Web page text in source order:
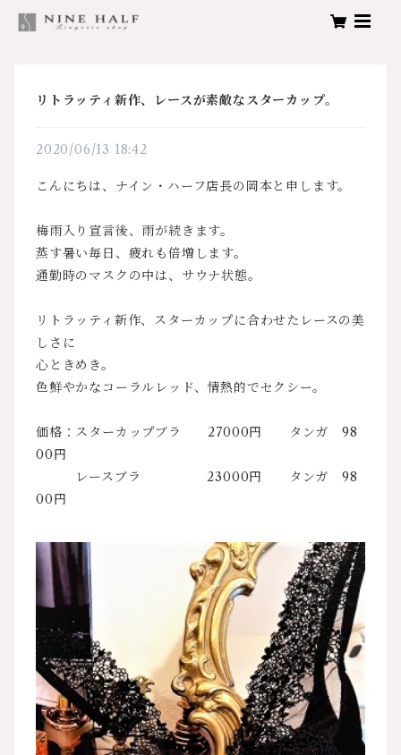
リトラッティ新作、レースが素敵なスターカップ。
2020/06/13 18:42
こんにちは、ナイン・ハーフ店長の岡本と申します。
梅雨入り宣言後、雨が続きます。
蒸す暑い毎日、疲れも倍増します。
通勤時のマスクの中は、サウナ状態。
リトラッティ新作、スターカップに合わせたレースの美
しさに
心ときめき。
色鮮やかなコーラルレッド、情熱的でセクシー。
価格：スターカップブラ 27000円 タンガ 98
00円
レースブラ 23000円 タンガ 98
00円